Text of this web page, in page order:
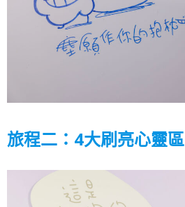
旅程二：4大刷亮心靈區